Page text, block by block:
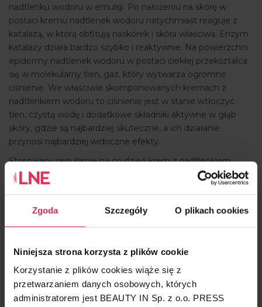
Zgoda Szczegóły O plikach cookies
Niniejsza strona korzysta z plików cookie
Korzystanie z plików cookies wiąże się z
przetwarzaniem danych osobowych, których
administratorem jest BEAUTY IN Sp. z o.o. PRESS
nadtlenku wodoru w emulsji. Po nałożeniu na skórę w
postaci kremu nadtlenek wodoru natychmiast reaguje z
katalazą, w którą obfitują naskórek i skóra właściwa. Enzym
katalazy działa bardzo szybko i reaktywnie. Na powierzchni
epidermy nadtlenek wodoru w postaci ciekłej przekształca
się w molekularny tlen, gaz, który wytwarza ogromne
ciśnienie. We właściwie skomponowanych kremach z
nadtlenkiem wodoru to ciśnienie jest w stanie wtłoczyć
tlen, czystą wodę i dodatkowe składniki aktywne w głąb
skóry, gdzie są najbardziej skuteczne, a ich działanie
przynosi najbardziej widoczne efekty.
Stosowany regularnie na co dzień krem z nadtlenkiem
wodoru wpływa na właściwą gospodarkę i równowagę
między „rozkładem” starego a syntezą nowego kolagenu.
i mikroskopowo.
Dwa patenty
Dr Paul Herzog pozostaje pierwszym i jedynym
naukowcem, któremu udało się ustabilizować żywe źródło
energii dla komórek skóry. Odkrycie formuły stabilizującej